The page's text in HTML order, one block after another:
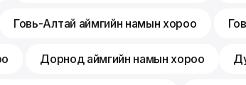
Говь-Алтай аймгийн намын хороо
Дорнод аймгийн намын хороо